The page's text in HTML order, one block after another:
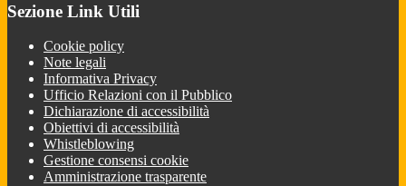
Sezione Link Utili
Cookie policy
Note legali
Informativa Privacy
Ufficio Relazioni con il Pubblico
Dichiarazione di accessibilità
Obiettivi di accessibilità
Whistleblowing
Gestione consensi cookie
Amministrazione trasparente